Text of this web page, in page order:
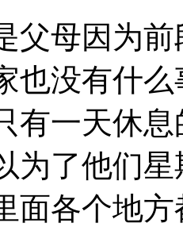
父母因为
也没有什
有一天休
为了他们
面各个地